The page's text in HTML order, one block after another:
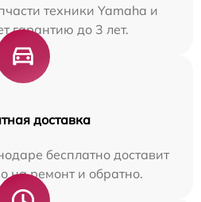
техники Yamaha и
гарантию до 3 лет.
доставка
бесплатно доставит
на ремонт и обратно.